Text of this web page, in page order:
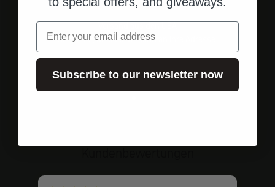
Versand aus den USA
Schneller, direkter Versand an Ihre Adresse.
Email
Subscribe to our newsletter now